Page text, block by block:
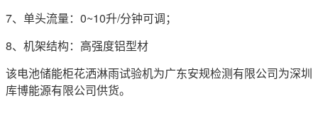
7、单头流量：0~10升/分钟可调；
8、机架结构：高强度铝型材
该电池储能柜花洒淋雨试验机为广东安规检测有限公司为深圳
库博能源有限公司供货。